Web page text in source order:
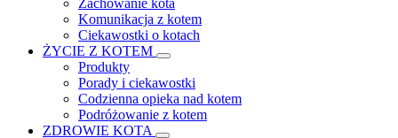
Zachowanie kota
Komunikacja z kotem
Ciekawostki o kotach
ŻYCIE Z KOTEM
Produkty
Porady i ciekawostki
Codzienna opieka nad kotem
Podróżowanie z kotem
ZDROWIE KOTA